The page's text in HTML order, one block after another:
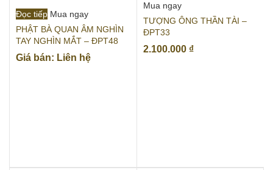
Đọc tiếp Mua ngay
PHẬT BÀ QUAN ÂM NGHÌN
TAY NGHÌN MẮT – ĐPT48
Giá bán: Liên hệ
Mua ngay
TƯỢNG ÔNG THẦN TÀI –
ĐPT33
2.100.000 ₫